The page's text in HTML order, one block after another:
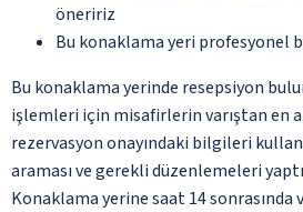
öneririz
Bu konaklama yeri profesyonel
Bu konaklama yerinde resepsiyon
işlemleri için misafirlerin varıştan en
rezervasyon onayındaki bilgileri
araması ve gerekli düzenlemeleri
Konaklama yerine saat 14 sonrasında